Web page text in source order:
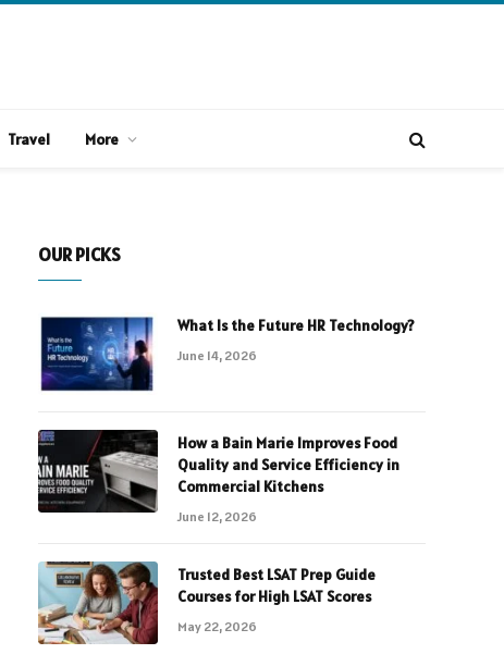
Travel More
OUR PICKS
What Is the Future HR Technology?
June 14, 2026
How a Bain Marie Improves Food
Quality and Service Efficiency in
Commercial Kitchens
June 12, 2026
Trusted Best LSAT Prep Guide
Courses for High LSAT Scores
May 22, 2026